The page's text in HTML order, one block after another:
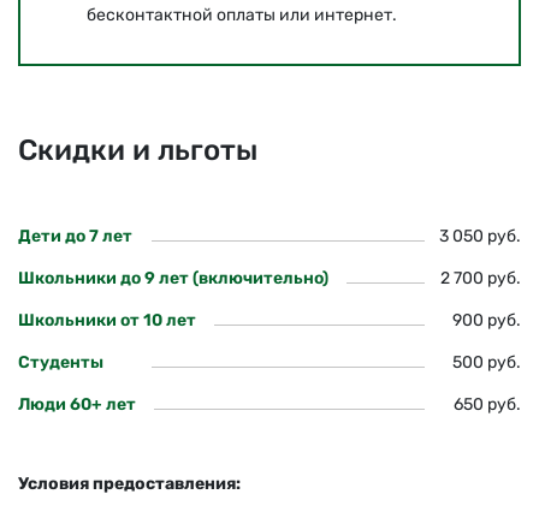
бесконтактной оплаты или интернет.
Скидки и льготы
Дети до 7 лет 3 050 руб.
Школьники до 9 лет (включительно) 2 700 руб.
Школьники от 10 лет 900 руб.
Студенты 500 руб.
Люди 60+ лет 650 руб.
Условия предоставления: